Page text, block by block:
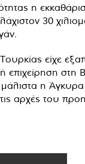
η
30
είχε
επιχείρηση
η Άγκυρα
αρχές του